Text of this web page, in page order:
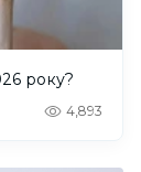
року?
4,893